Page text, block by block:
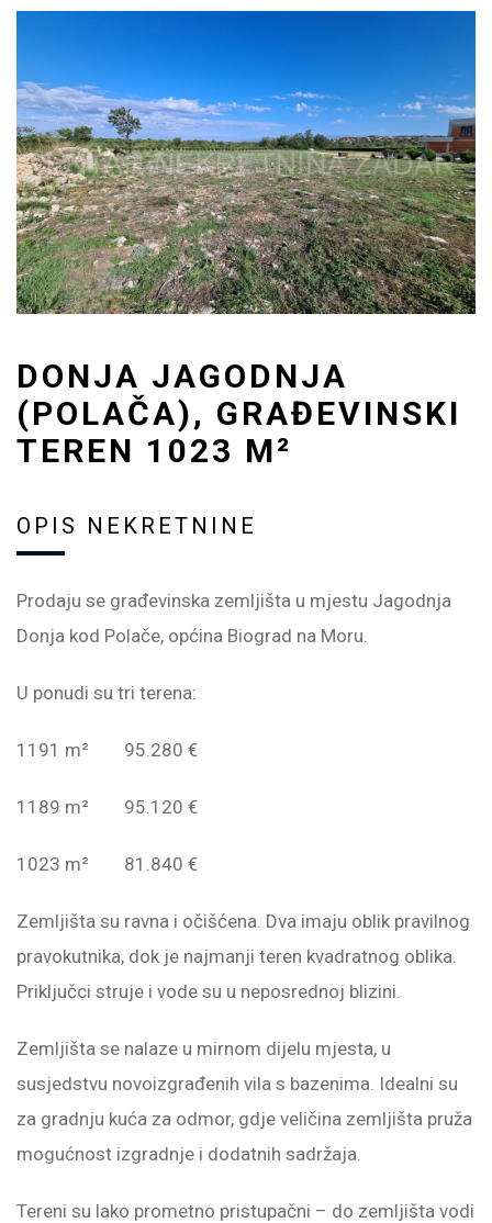
DONJA JAGODNJA
(POLAČA), GRAĐEVINSKI
TEREN 1023 M²
OPIS NEKRETNINE
Prodaju se građevinska zemljišta u mjestu Jagodnja
Donja kod Polače, općina Biograd na Moru.
U ponudi su tri terena:
1191 m² 95.280 €
1189 m² 95.120 €
1023 m² 81.840 €
Zemljišta su ravna i očišćena. Dva imaju oblik pravilnog
pravokutnika, dok je najmanji teren kvadratnog oblika.
Priključci struje i vode su u neposrednoj blizini.
Zemljišta se nalaze u mirnom dijelu mjesta, u
susjedstvu novoizgrađenih vila s bazenima. Idealni su
za gradnju kuća za odmor, gdje veličina zemljišta pruža
mogućnost izgradnje i dodatnih sadržaja.
Tereni su lako prometno pristupačni – do zemljišta vodi